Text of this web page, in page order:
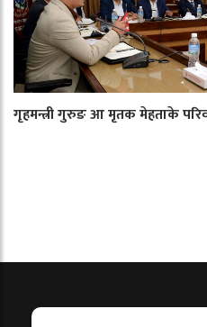
गृहमन्त्री गुरुङ आ मृतक मेहताके